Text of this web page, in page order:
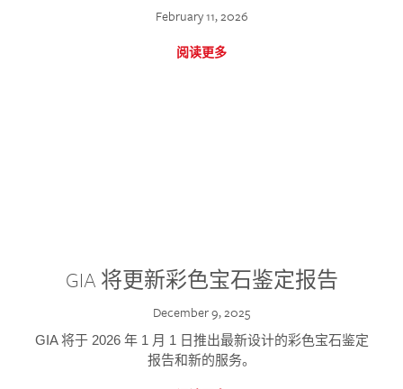
February 11, 2026
阅读更多
GIA 将更新彩色宝石鉴定报告
December 9, 2025
GIA 将于 2026 年 1 月 1 日推出最新设计的彩色宝石鉴定
报告和新的服务。